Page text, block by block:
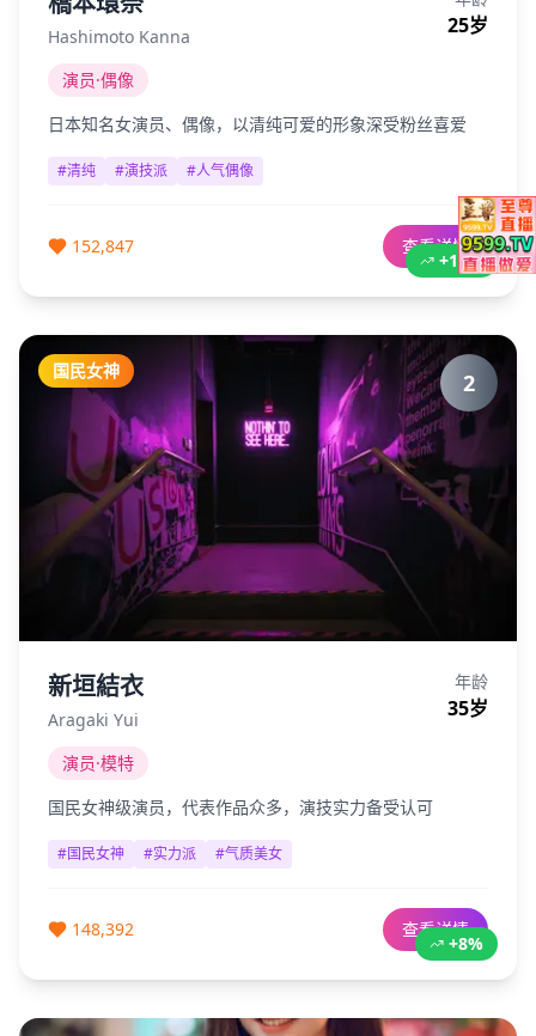
+12%
Hashimoto Kanna 25岁
演员·偶像
日本知名女演员、偶像，以清纯可爱的形象深受粉丝喜爱
#清纯 #演技派 #人气偶像
152,847 查看详情
国民女神 2
+8%
新垣結衣
Aragaki Yui
年龄
35岁
演员·模特
国民女神级演员，代表作品众多，演技实力备受认可
#国民女神 #实力派 #气质美女
148,392 查看详情